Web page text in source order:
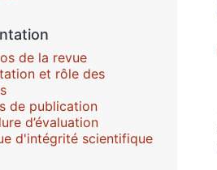
de la revue
et rôle des
de publication
d’évaluation
d'intégrité scientifique